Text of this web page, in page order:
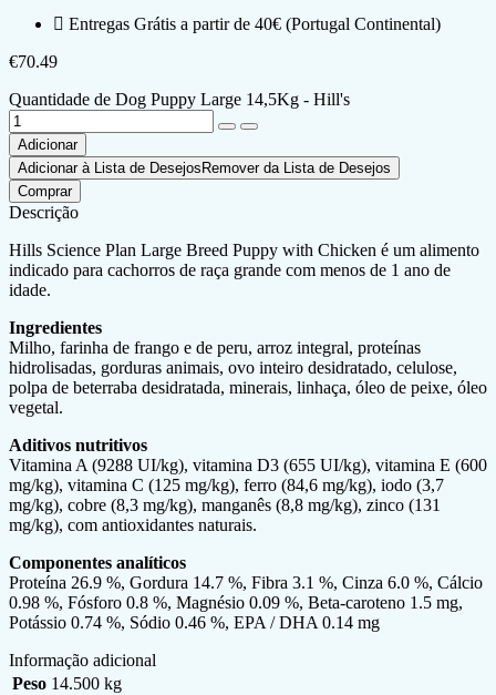
Entregas Grátis a partir de 40€ (Portugal Continental)
€70.49
Quantidade de Dog Puppy Large 14,5Kg - Hill's
Adicionar
Adicionar à Lista de Desejos Remover da Lista de Desejos
Comprar
Descrição
Hills Science Plan Large Breed Puppy with Chicken é um alimento
indicado para cachorros de raça grande com menos de 1 ano de
idade.
Ingredientes
Milho, farinha de frango e de peru, arroz integral, proteínas
hidrolisadas, gorduras animais, ovo inteiro desidratado, celulose,
polpa de beterraba desidratada, minerais, linhaça, óleo de peixe, óleo
vegetal.
Aditivos nutritivos
Vitamina A (9288 UI/kg), vitamina D3 (655 UI/kg), vitamina E (600
mg/kg), vitamina C (125 mg/kg), ferro (84,6 mg/kg), iodo (3,7
mg/kg), cobre (8,3 mg/kg), manganês (8,8 mg/kg), zinco (131
mg/kg), com antioxidantes naturais.
Componentes analíticos
Proteína 26.9 %, Gordura 14.7 %, Fibra 3.1 %, Cinza 6.0 %, Cálcio
0.98 %, Fósforo 0.8 %, Magnésio 0.09 %, Beta-caroteno 1.5 mg,
Potássio 0.74 %, Sódio 0.46 %, EPA / DHA 0.14 mg
Informação adicional
Peso 14.500 kg